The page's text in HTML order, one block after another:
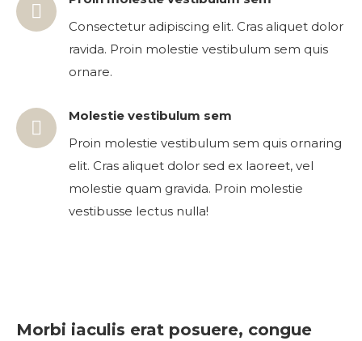
Consectetur adipiscing elit. Cras aliquet dolor
ravida. Proin molestie vestibulum sem quis
ornare.
Molestie vestibulum sem
Proin molestie vestibulum sem quis ornaring
elit. Cras aliquet dolor sed ex laoreet, vel
molestie quam gravida. Proin molestie
vestibusse lectus nulla!
Morbi iaculis erat posuere, congue